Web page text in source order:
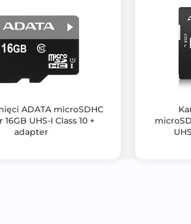
ADATA microSDHC
UHS-I Class 10 +
adapter